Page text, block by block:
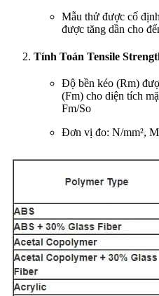
Mẫu thử được cố
được tăng dần cho
Tính Toán Tensile
Độ bền kéo (Rm)
(Fm) cho diện tích
Fm/So
Đơn vị đo: N/mm²,